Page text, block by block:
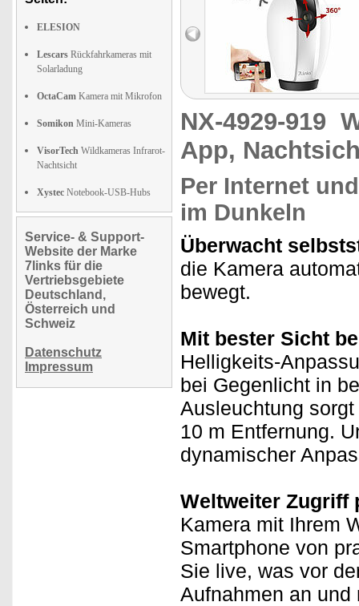
ELESION
Lescars Rückfahrkameras mit
Solarladung
OctaCam Kamera mit Mikrofon
Somikon Mini-Kameras
VisorTech Wildkameras Infrarot-
Nachtsicht
Xystec Notebook-USB-Hubs
Service- & Support-
Website der Marke
7links für die
Vertriebsgebiete
Deutschland,
Österreich und
Schweiz
Datenschutz
Impressum
NX-4929-919
App,
Per Internet
im Dunkeln
Überwacht
die Kamera
bewegt.
Mit bester Sicht
Helligkeits-
bei Gegenlicht in
Ausleuchtung
10 m Entfernung.
dynamischer
Weltweiter Zugriff
Kamera mit Ihrem
Smartphone von
Sie live, was vor
Aufnahmen an